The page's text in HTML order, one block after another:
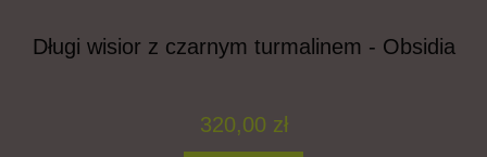
Długi wisior z czarnym turmalinem - Obsidia
320,00 zł